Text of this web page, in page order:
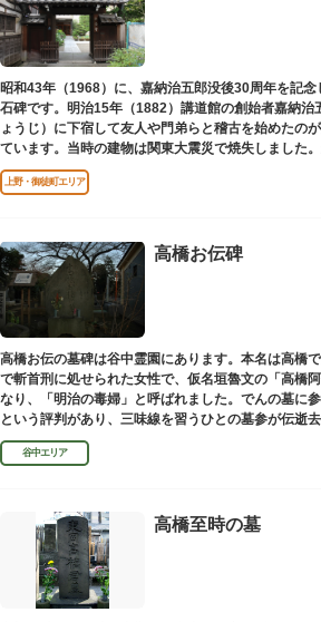
昭和43年（1968）に、嘉納治五郎没後30周年を記念
石碑です。明治15年（1882）講道館の創始者嘉納治
ょうじ）に下宿して友人や門弟らと稽古を始めたの
ています。当時の建物は関東大震災で焼失しました
郎」に登場する隆昌寺のモデルでもあります。
上野・御徒町エリア
高橋お伝碑
高橋お伝の墓碑は谷中霊園にあります。本名は高橋
で斬首刑に処せられた女性で、仮名垣魯文の「高橋
なり、「明治の毒婦」と呼ばれました。でんの墓に
という評判があり、三味線を習うひとの墓参が伝逝
といわれています。
谷中エリア
高橋至時の墓